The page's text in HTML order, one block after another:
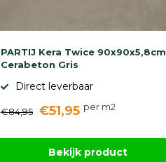
PARTIJ Kera Twice 90x90x5,8cm
Cerabeton Gris
Direct leverbaar
€84,95 €51,95 per m2
Bekijk product